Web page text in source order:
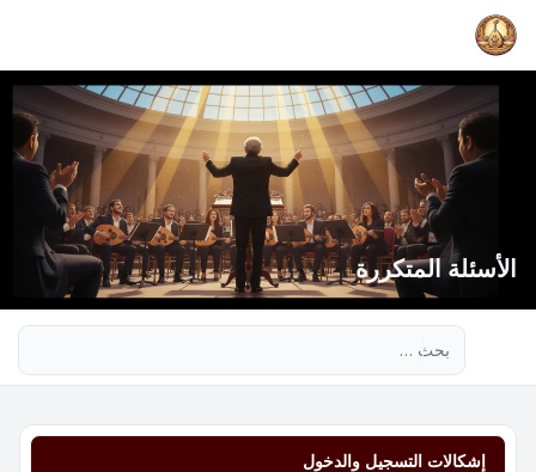
الأسئلة المتكررة
إشكالات التسجيل والدخول